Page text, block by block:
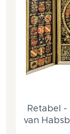
Retabel -
van